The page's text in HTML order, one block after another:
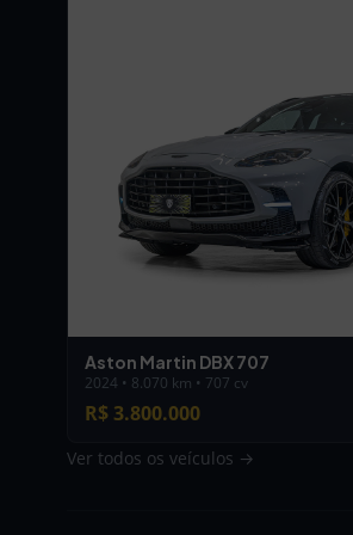
Aston Martin DBX 707
2024 • 8.070 km • 707 cv
R$ 3.800.000
Ver todos os veículos →